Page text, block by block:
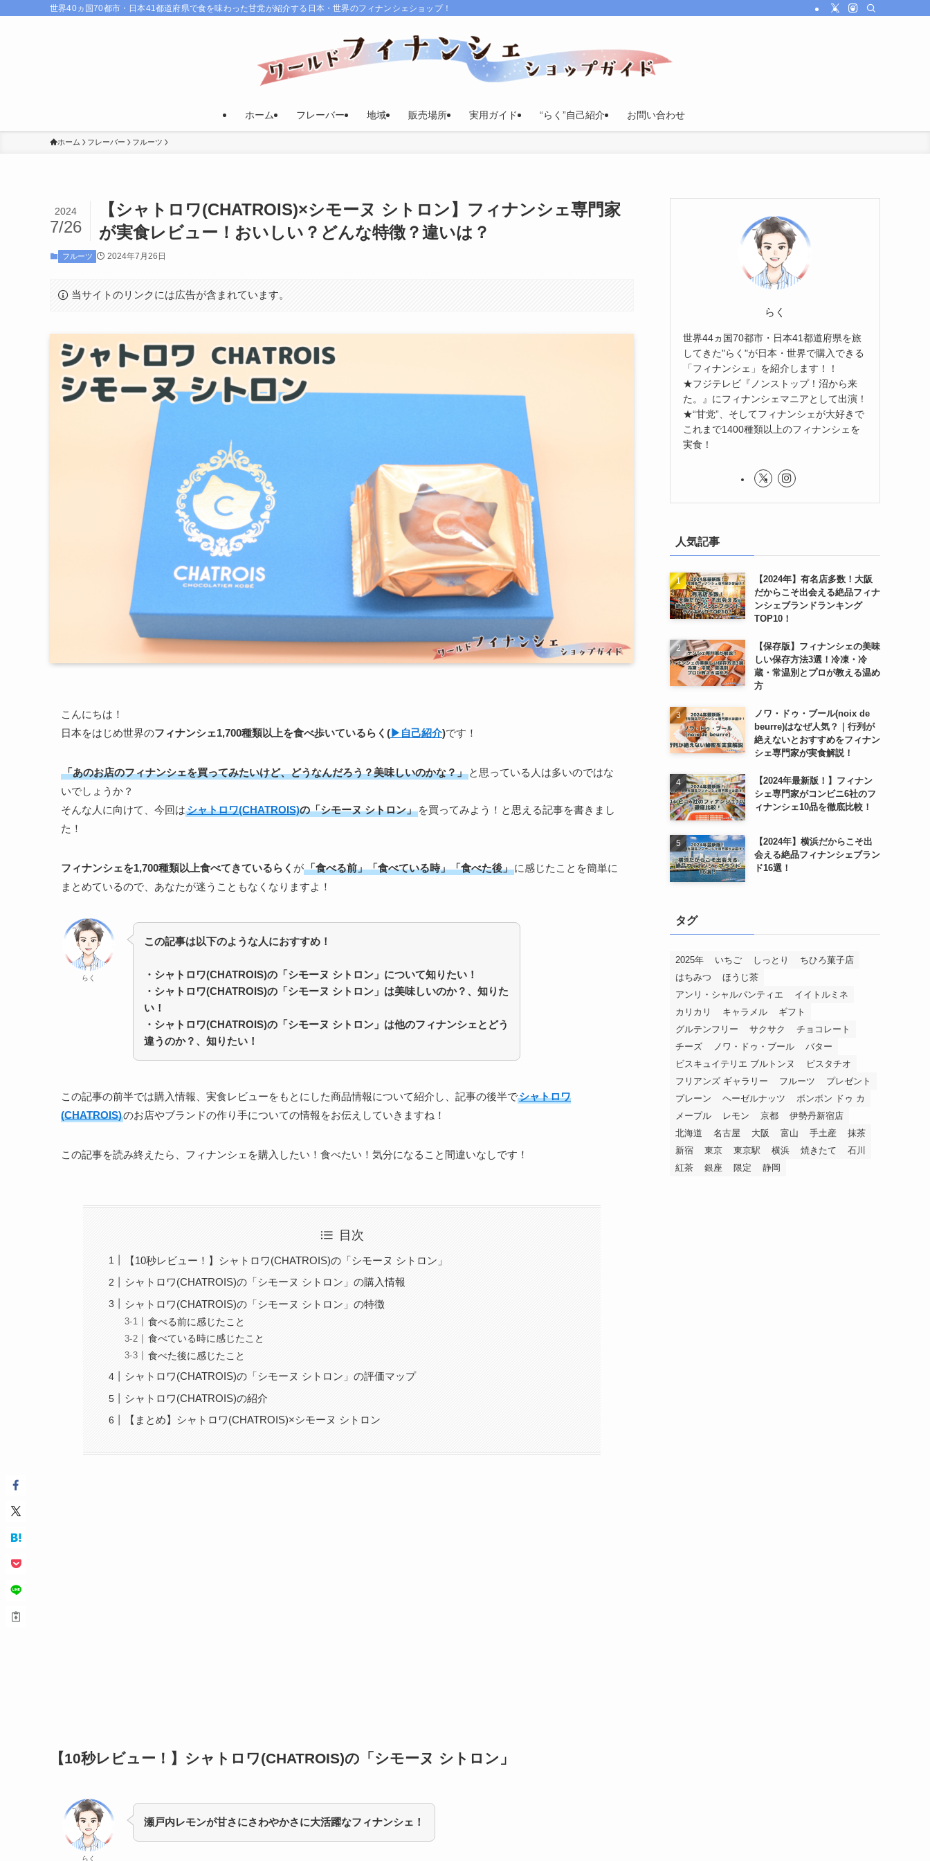
世界40ヵ国70都市・日本41都道府県で食を味わった甘党が紹介する日本・世界のフィナンシェショップ！
ホーム フレーバー 地域 販売場所 実用ガイド “らく”自己紹介 お問い合わせ
ホーム フレーバー フルーツ
【シャトロワ(CHATROIS)×シモーヌ シトロン】フィナンシェ専門家
が実食レビュー！おいしい？どんな特徴？違いは？
2024
7/26
フルーツ 2024年7月26日
当サイトのリンクには広告が含まれています。
こんにちは！
日本をはじめ世界のフィナンシェ1,700種類以上を食べ歩いているらく (▶︎自己紹介)です！
「あのお店のフィナンシェを買ってみたいけど、どうなんだろう？美味しいのかな？」 と思っている人は多いのではな
いでしょうか？
そんな人に向けて、今回はシャトロワ(CHATROIS)の「シモーヌ シトロン」 を買ってみよう！と思える記事を書きまし
た！
フィナンシェを1,700種類以上食べてきているらく が「食べる前」「食べている時」「食べた後」に感じたことを簡単に
まとめているので、あなたが迷うこともなくなりますよ！
らく
この記事は以下のような人におすすめ！
・シャトロワ(CHATROIS)の「シモーヌ シトロン」について知りたい！
・ シャトロワ(CHATROIS)の「シモーヌ シトロン」 は美味しいのか？、知りた
い！
・ シャトロワ(CHATROIS)の「シモーヌ シトロン」 は他のフィナンシェとどう
違うのか？、知りたい！
この記事の前半では購入情報、実食レビューをもとにした商品情報について紹介し、記事の後半でシャトロワ
(CHATROIS)のお店やブランドの作り手についての情報をお伝えしていきますね！
この記事を読み終えたら、フィナンシェを購入したい！食べたい！気分になること間違いなしです！
目次
【10秒レビュー！】シャトロワ(CHATROIS)の「シモーヌ シトロン」
シャトロワ(CHATROIS)の「シモーヌ シトロン」の購入情報
シャトロワ(CHATROIS)の「シモーヌ シトロン」の特徴
食べる前に感じたこと
食べている時に感じたこと
食べた後に感じたこと
シャトロワ(CHATROIS)の「シモーヌ シトロン」の評価マップ
シャトロワ(CHATROIS)の紹介
【まとめ】シャトロワ(CHATROIS)×シモーヌ シトロン
【10秒レビュー！】 シャトロワ(CHATROIS)の「シモーヌ シトロン」
らく
瀬戸内レモンが甘さにさわやかさに大活躍なフィナンシェ！
らく
世界44ヵ国70都市・日本41都道府県を旅
してきた"らく"が日本・世界で購入できる
「フィナンシェ」を紹介します！！
★フジテレビ『ノンストップ！沼から来
た。』にフィナンシェマニアとして出演！
★“甘党”、そしてフィナンシェが大好きで
これまで1400種類以上のフィナンシェを
実食！
人気記事
【2024年】有名店多数！大阪
だからこそ出会える絶品フィナ
ンシェブランドランキング
TOP10！
【保存版】フィナンシェの美味
しい保存方法3選！冷凍・冷
蔵・常温別とプロが教える温め
方
ノワ・ドゥ・ブール(noix de
beurre)はなぜ人気？｜行列が
絶えないとおすすめをフィナン
シェ専門家が実食解説！
【2024年最新版！】フィナン
シェ専門家がコンビニ6社のフ
ィナンシェ10品を徹底比較！
【2024年】横浜だからこそ出
会える絶品フィナンシェブラン
ド16選！
タグ
2025年 いちご しっとり
ちひろ菓子店
はちみつ
ほうじ茶
アンリ・シャルパンティエ
イイトルミネ
カリカリ
キャラメル
ギフト
グルテンフリー
サクサク
チョコレート
チーズ
ノワ・ドゥ・ブール
バター
ビスキュイテリエ ブルトンヌ
ピスタチオ
フリアンズ ギャラリー
フルーツ
プレゼント
プレーン
ヘーゼルナッツ
ボンボン ドゥ カ
メープル
レモン 京都
伊勢丹新宿店
北海道
名古屋 大阪 富山 手土産
抹茶
新宿
東京 東京駅 横浜 焼きたて
石川
紅茶
銀座 限定 静岡